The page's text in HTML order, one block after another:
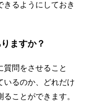
きるようにしておき
ますか？
質問をさせること
いるのか、どれだけ
ことができます。